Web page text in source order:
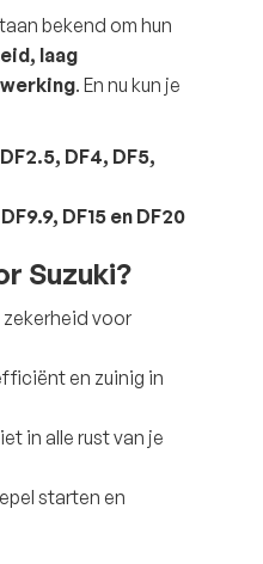
bekend om hun
laag
. En nu kun je
DF2.5, DF4, DF5,
DF9.9, DF15 en DF20
Suzuki?
voor
en zuinig in
in alle rust van je
starten en